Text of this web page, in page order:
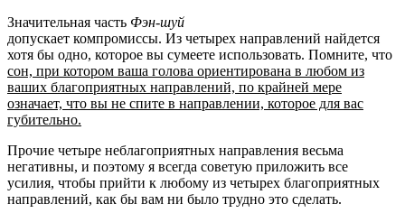
Значительная часть Фэн-шуй
допускает компромиссы. Из четырех направлений найдется
хотя бы одно, которое вы сумеете использовать. Помните, что
сон, при котором ваша голова ориентирована в любом из
ваших благоприятных направлений, по крайней мере
означает, что вы не спите в направлении, которое для вас
губительно.
Прочие четыре неблагоприятных направления весьма
негативны, и поэтому я всегда советую приложить все
усилия, чтобы прийти к любому из четырех благоприятных
направлений, как бы вам ни было трудно это сделать.